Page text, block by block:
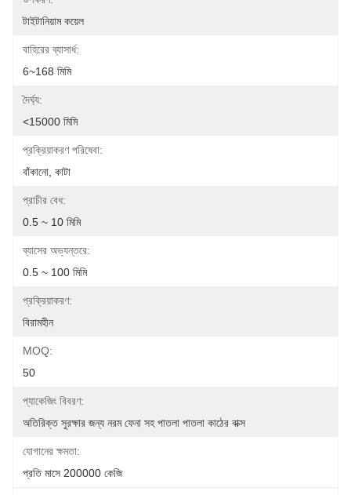
টাইটানিয়াম কয়েল
বাহিরের ব্যাসার্ধ:
6~168 মিমি
দৈর্ঘ্য:
<15000 মিমি
প্রক্রিয়াকরণ পরিষেবা:
বাঁকানো, কাটা
প্রাচীর বেধ:
0.5 ~ 10 মিমি
ব্যাসের অভ্যন্তরে:
0.5 ~ 100 মিমি
প্রক্রিয়াকরণ:
বিরামহীন
MOQ:
50
প্যাকেজিং বিবরণ:
অতিরিক্ত সুরক্ষার জন্য নরম ফেনা সহ পাতলা পাতলা কাঠের বাক্স
যোগানের ক্ষমতা:
প্রতি মাসে 200000 কেজি